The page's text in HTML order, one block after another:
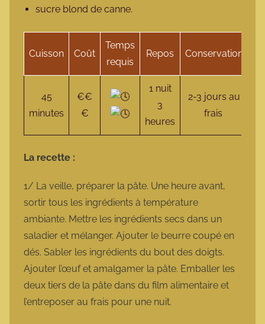
sucre blond de canne.
Cuisson Coût
Temps
requis
Repos Conservation
45
minutes
€€
€
1 nuit
3
heures
2-3 jours au
frais
La recette :
1/ La veille, préparer la pâte. Une heure avant,
sortir tous les ingrédients à température
ambiante. Mettre les ingrédients secs dans un
saladier et mélanger. Ajouter le beurre coupé en
dés. Sabler les ingrédients du bout des doigts.
Ajouter l’œuf et amalgamer la pâte. Emballer les
deux tiers de la pâte dans du film alimentaire et
l’entreposer au frais pour une nuit.